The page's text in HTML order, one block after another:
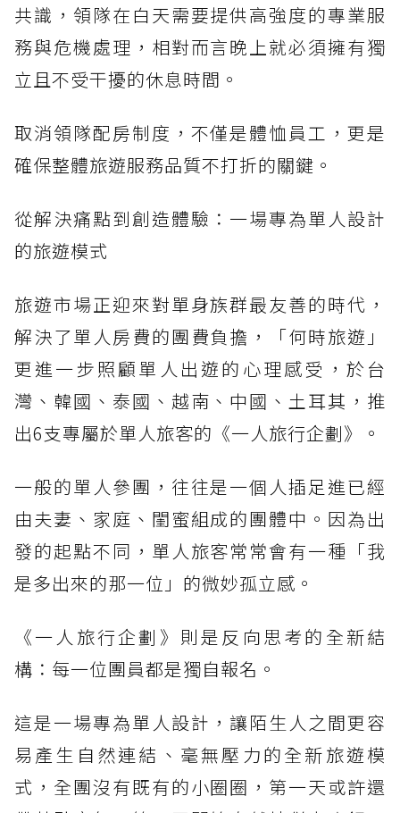
共識，領隊在白天需要提供高強度的專業服
務與危機處理，相對而言晚上就必須擁有獨
立且不受干擾的休息時間。
取消領隊配房制度，不僅是體恤員工，更是
確保整體旅遊服務品質不打折的關鍵。
從解決痛點到創造體驗：一場專為單人設計
的旅遊模式
旅遊市場正迎來對單身族群最友善的時代，
解決了單人房費的團費負擔，「何時旅遊」
更進一步照顧單人出遊的心理感受，於台
灣、韓國、泰國、越南、中國、土耳其，推
出6支專屬於單人旅客的《一人旅行企劃》。
一般的單人參團，往往是一個人插足進已經
由夫妻、家庭、閨蜜組成的團體中。因為出
發的起點不同，單人旅客常常會有一種「我
是多出來的那一位」的微妙孤立感。
《一人旅行企劃》則是反向思考的全新結
構：每一位團員都是獨自報名。
這是一場專為單人設計，讓陌生人之間更容
易產生自然連結、毫無壓力的全新旅遊模
式，全團沒有既有的小圈圈，第一天或許還